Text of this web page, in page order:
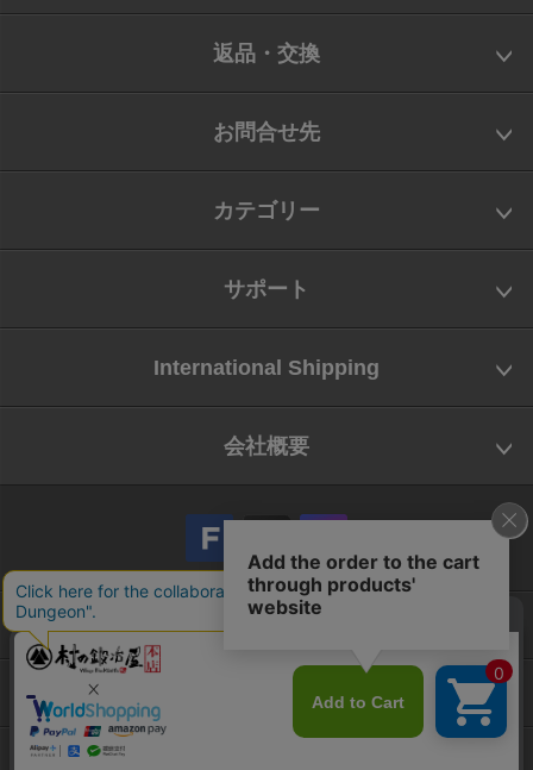
返品・交換
お問合せ先
カテゴリー
サポート
International Shipping
会社概要
会社概要
お問い合わせ
特定商取引法に基づく表示